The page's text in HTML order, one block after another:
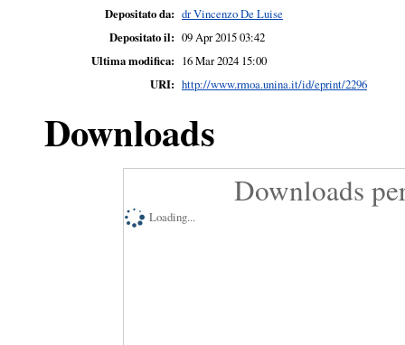
Depositato da: dr Vincenzo De Luise
Depositato il: 09 Apr 2015 03:42
Ultima modifica: 16 Mar 2024 15:00
URI: http://www.rmoa.unina.it/id/eprint/2296
Downloads
Downloads
Loading...